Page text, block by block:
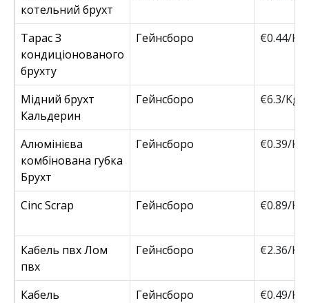
котельний брухт
Тарас З
кондиціонованого
брухту
Гейнсборо €0.44/Kg
Мідний брухт
Кальдерин
Гейнсборо €6.3/Kg
Алюмінієва
комбінована губка
Брухт
Гейнсборо €0.39/Kg
Cinc Scrap Гейнсборо €0.89/Kg
Кабель пвх Лом
пвх
Гейнсборо €2.36/Kg
Кабель
Гейнсборо €0.49/Kg